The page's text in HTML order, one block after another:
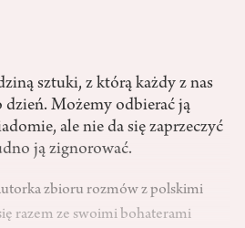
sztuki, z którą każdy z nas
dzień. Możemy odbierać ją
ale nie da się zaprzeczyć
ją zignorować.
zbioru rozmów z polskimi
razem ze swoimi bohaterami